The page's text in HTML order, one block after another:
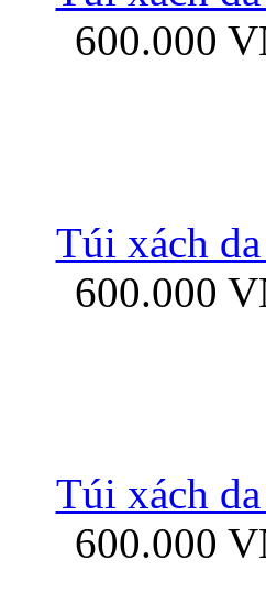
Bao da iPhone 5
600.000
Túi xách
600.000
Túi xách
600.000